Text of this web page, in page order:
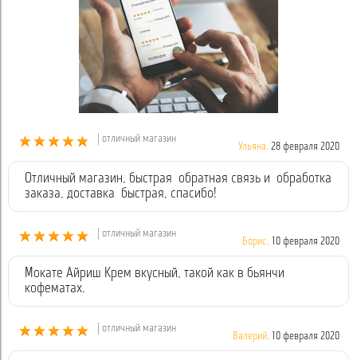
| отличный магазин
Ульяна, 28 февраля 2020
Отличный магазин, быстрая обратная связь и обработка
заказа, доставка быстрая, спасибо!
| отличный магазин
Борис, 10 февраля 2020
Мокате Айриш Крем вкусный, такой как в бьянчи
кофематах.
| отличный магазин
Валерий, 10 февраля 2020